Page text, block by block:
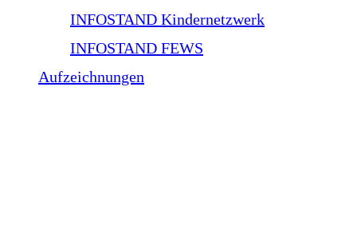
INFOSTAND Kindernetzwerk
INFOSTAND FEWS
Aufzeichnungen